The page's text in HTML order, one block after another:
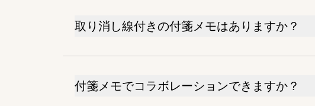
取り消し線付きの付箋メモはありますか？
付箋メモでコラボレーションできますか？